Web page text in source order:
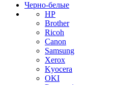
Черно-белые
HP
Brother
Ricoh
Canon
Samsung
Xerox
Kyocera
OKI